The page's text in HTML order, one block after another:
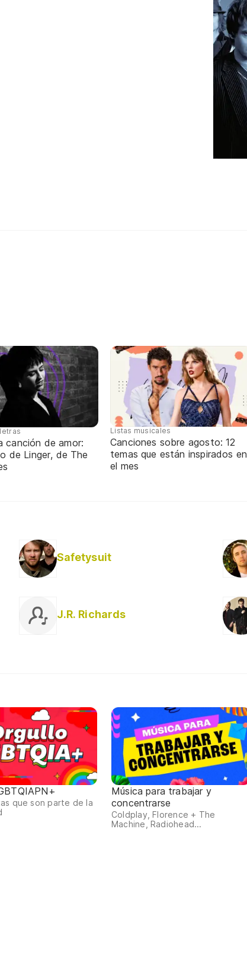
canción de amor:
de Linger, de The
Listas musicales
Canciones sobre agosto: 12
temas que están inspirados en
el mes
Safetysuit
J.R. Richards
que son parte de la
Música para trabajar y
concentrarse
Coldplay, Florence + The
Machine, Radiohead...